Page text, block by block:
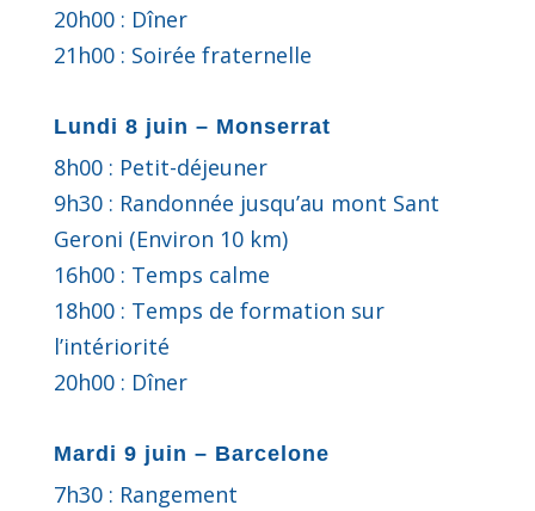
20h00 : Dîner
21h00 : Soirée fraternelle
Lundi 8 juin – Monserrat
8h00 : Petit-déjeuner
9h30 : Randonnée jusqu’au mont Sant
Geroni (Environ 10 km)
16h00 : Temps calme
18h00 : Temps de formation sur
l’intériorité
20h00 : Dîner
Mardi 9 juin – Barcelone
7h30 : Rangement